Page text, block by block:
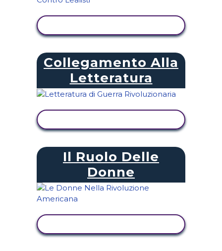
Collegamento Alla
Letteratura
Il Ruolo Delle
Donne